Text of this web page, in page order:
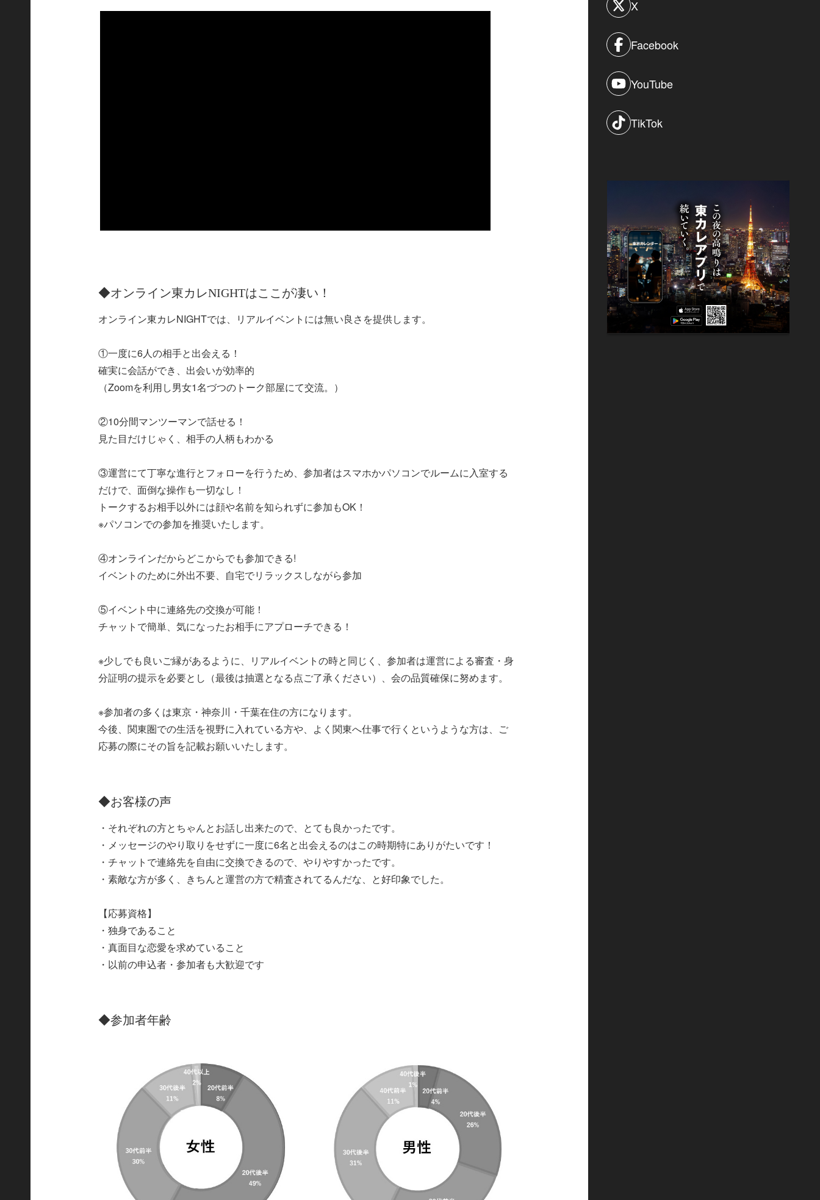
◆オンライン東カレNIGHTはここが凄い！
オンライン東カレNIGHTでは、リアルイベントには無い良さを提供します。
①一度に6人の相手と出会える！
確実に会話ができ、出会いが効率的
（Zoomを利用し男女1名づつのトーク部屋にて交流。）
②10分間マンツーマンで話せる！
見た目だけじゃく、相手の人柄もわかる
③運営にて丁寧な進行とフォローを行うため、参加者はスマホかパソコンでルームに入室する
だけで、面倒な操作も一切なし！
トークするお相手以外には顔や名前を知られずに参加もOK！
※パソコンでの参加を推奨いたします。
④オンラインだからどこからでも参加できる!
イベントのために外出不要、自宅でリラックスしながら参加
⑤イベント中に連絡先の交換が可能！
チャットで簡単、気になったお相手にアプローチできる！
※少しでも良いご縁があるように、リアルイベントの時と同じく、参加者は運営による審査・身
分証明の提示を必要とし（最後は抽選となる点ご了承ください）、会の品質確保に努めます。
※参加者の多くは東京・神奈川・千葉在住の方になります。
今後、関東圏での生活を視野に入れている方や、よく関東へ仕事で行くというような方は、ご
応募の際にその旨を記載お願いいたします。
◆お客様の声
・それぞれの方とちゃんとお話し出来たので、とても良かったです。
・メッセージのやり取りをせずに一度に6名と出会えるのはこの時期特にありがたいです！
・チャットで連絡先を自由に交換できるので、やりやすかったです。
・素敵な方が多く、きちんと運営の方で精査されてるんだな、と好印象でした。
【応募資格】
・独身であること
・真面目な恋愛を求めていること
・以前の申込者・参加者も大歓迎です
◆参加者年齢
X
Facebook
YouTube
TikTok